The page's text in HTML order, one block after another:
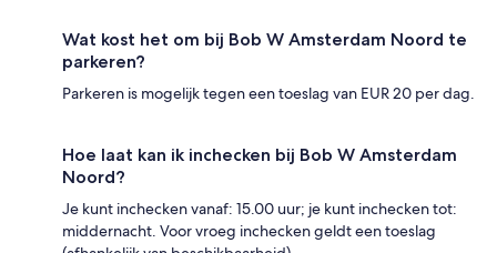
Wat kost het om bij Bob W Amsterdam Noord te
parkeren?
Parkeren is mogelijk tegen een toeslag van EUR 20 per dag.
Hoe laat kan ik inchecken bij Bob W Amsterdam
Noord?
Je kunt inchecken vanaf: 15.00 uur; je kunt inchecken tot:
middernacht. Voor vroeg inchecken geldt een toeslag